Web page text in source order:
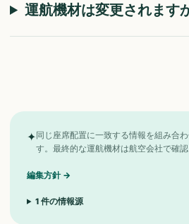
運航機材は変更されます
✦同じ座席配置に一致する情報を組み合
す。最終的な運航機材は航空会社で確認
編集方針→
1 件の情報源